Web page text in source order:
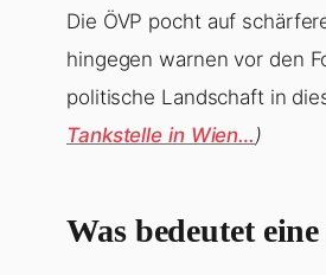
Die ÖVP pocht auf
hingegen warnen vor den
politische Landschaft in
Tankstelle in Wien…)
Was bedeutet